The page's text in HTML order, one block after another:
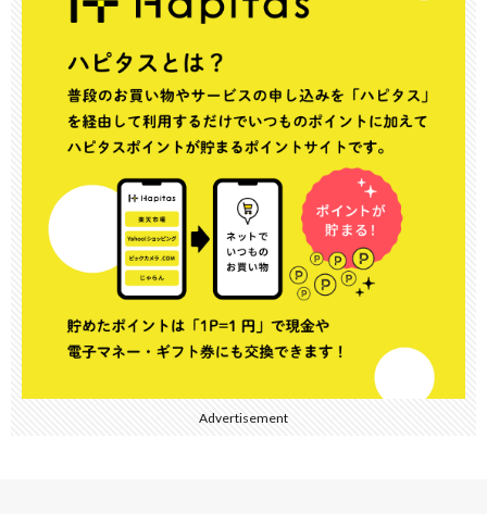
Advertisement